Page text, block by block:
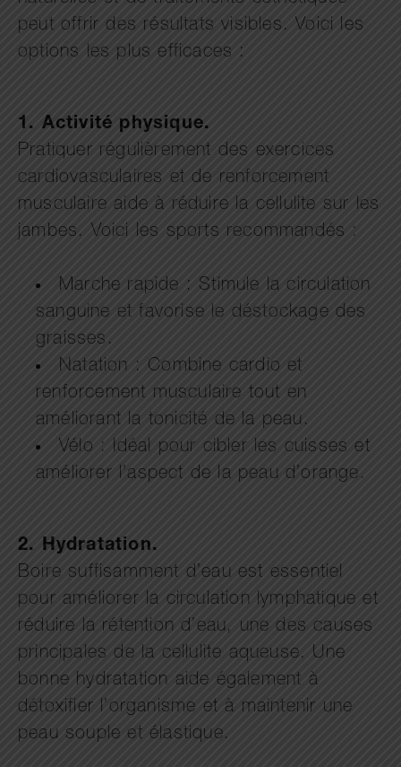
peut offrir des résultats visibles. Voici les
options les plus efficaces :
1. Activité physique.
Pratiquer régulièrement des exercices
cardiovasculaires et de renforcement
musculaire aide à réduire la cellulite sur les
jambes. Voici les sports recommandés :
Marche rapide : Stimule la circulation
sanguine et favorise le déstockage des
graisses.
Natation : Combine cardio et
renforcement musculaire tout en
améliorant la tonicité de la peau.
Vélo : Idéal pour cibler les cuisses et
améliorer l’aspect de la peau d’orange.
2. Hydratation.
Boire suffisamment d’eau est essentiel
pour améliorer la circulation lymphatique et
réduire la rétention d’eau, une des causes
principales de la cellulite aqueuse. Une
bonne hydratation aide également à
détoxifier l’organisme et à maintenir une
peau souple et élastique.